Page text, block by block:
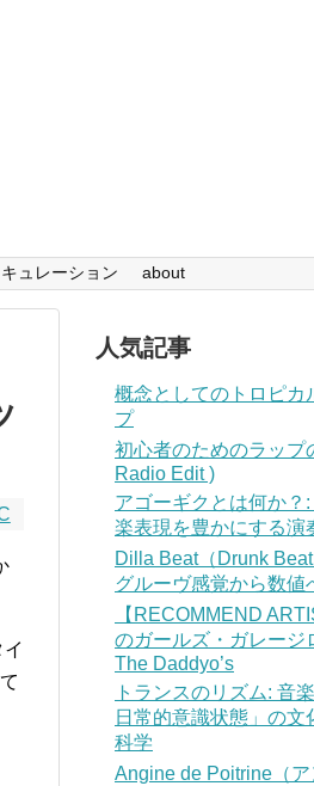
キュレーション about
人気記事
概念としてのトロピカ
プ
初心者のためのラップ
Radio Edit )
アゴーギクとは何か？
楽表現を豊かにする演
Dilla Beat（Drunk
グルーヴ感覚から数値
【RECOMMEND
のガールズ・ガレージ
The Daddyo’s
トランスのリズム: 音
日常的意識状態」の文
科学
Angine de Poitrine（